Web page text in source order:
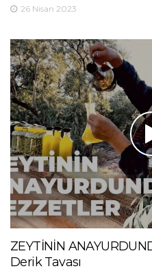
26 Nisan 2023
ZEYTİNİN
Derik Tavası